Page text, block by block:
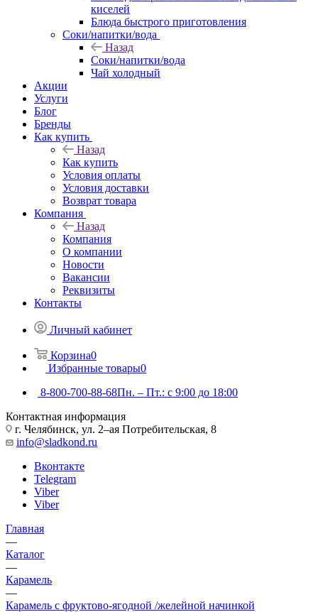
киселей
Блюда быстрого приготовления
Соки/напитки/вода
Назад
Соки/напитки/вода
Чай холодный
Акции
Услуги
Блог
Бренды
Как купить
Назад
Как купить
Условия оплаты
Условия доставки
Возврат товара
Компания
Назад
Компания
О компании
Новости
Вакансии
Реквизиты
Контакты
Личный кабинет
Корзина0
Избранные товары0
8-800-700-88-68Пн. – Пт.: с 9:00 до 18:00
Контактная информация
г. Челябинск, ул. 2–ая Потребительская, 8
info@sladkond.ru
Вконтакте
Telegram
Viber
Viber
Главная
—
Каталог
—
Карамель
—
Карамель с фруктово-ягодной /желейной начинкой